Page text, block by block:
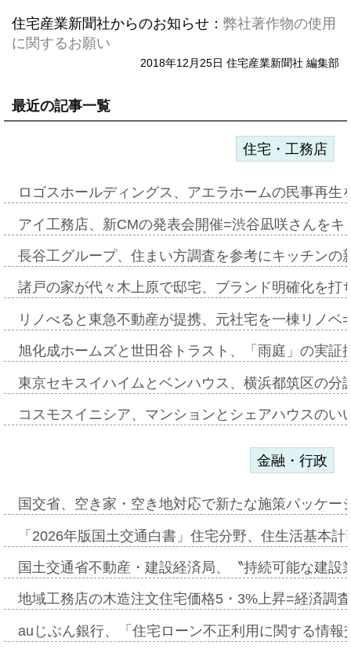
住宅産業新聞社からのお知らせ： 弊社著作物の使用
に関するお願い
2018年12月25日 住宅産業新聞社 編集部
最近の記事一覧
住宅・工務店
ロゴスホールディングス、アエラホームの民事再
アイ工務店、新CMの発表会開催=渋谷凪咲さんを
長谷工グループ、住まい方調査を参考にキッチン
諸戸の家が代々木上原で邸宅、ブランド明確化を
リノべると東急不動産が提携、元社宅を一棟リノ
旭化成ホームズと世田谷トラスト、「雨庭」の実
東京セキスイハイムとベンハウス、横浜都筑区の
コスモスイニシア、マンションとシェアハウスの
金融・行政
国交省、空き家・空き地対応で新たな施策パッケ
「2026年版国土交通白書」住宅分野、住生活基本
国土交通省不動産・建設経済局、〝持続可能な建
地域工務店の木造注文住宅価格5・3%上昇=経済調
auじぶん銀行、「住宅ローン不正利用に関する情